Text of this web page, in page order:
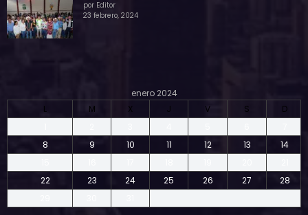
por Editor
23 febrero, 2024
enero 2024
L
M X J V S
D
8
9 10 11 12 13
14
22
23 24 25 26 27
28